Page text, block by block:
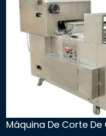
Máquina De Corte De